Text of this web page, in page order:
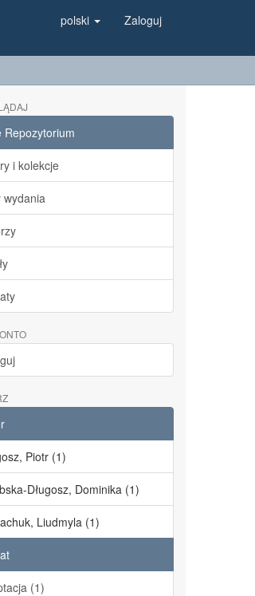
polski Zaloguj
Repozytorium
i kolekcje
wydania
Piotr (1)
Długosz, Dominika (1)
Liudmyla (1)
(1)